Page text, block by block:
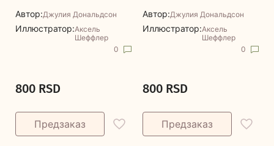
Автор:Джулия Дональдсон
Иллюстратор:Аксель
Шеффлер
0
800 RSD
Автор:Джулия Дональдсон
Иллюстратор:Аксель
Шеффлер
0
800 RSD